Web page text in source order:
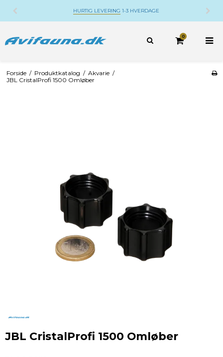
HURTIG LEVERING 1-3 HVERDAGE
0
Forside / Produktkatalog / Akvarie /
JBL CristalProfi 1500 Omløber
JBL CristalProfi 1500 Omløber